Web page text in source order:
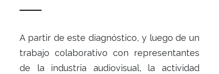
A partir de este diagnóstico, y luego de un
trabajo colaborativo con representantes
de la industria audiovisual, la actividad